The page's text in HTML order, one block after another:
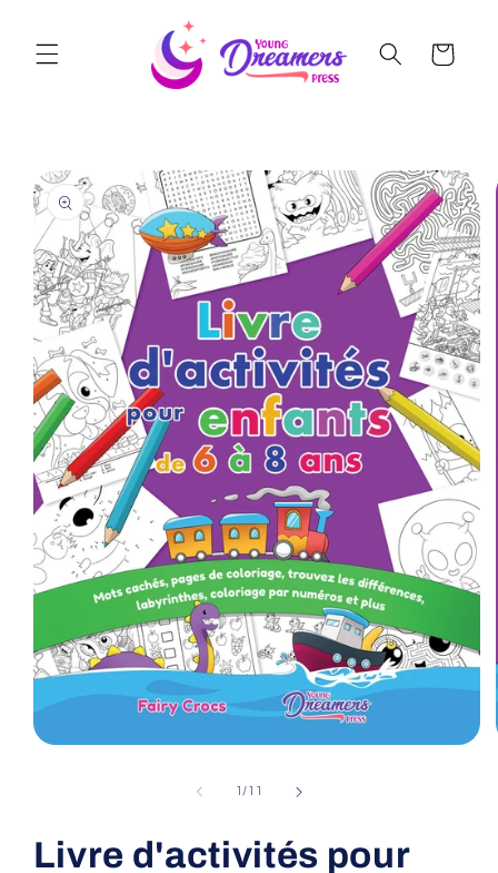
Cart
product
information
1/of
11
Livre d'activités pour